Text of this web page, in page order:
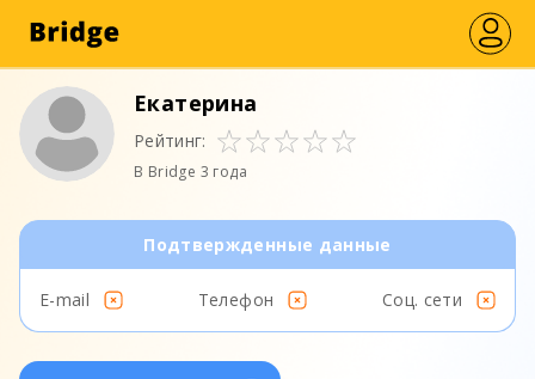
Екатерина
Рейтинг:
В Bridge 3 года
Подтвержденные данные
E-mail Телефон Соц. сети